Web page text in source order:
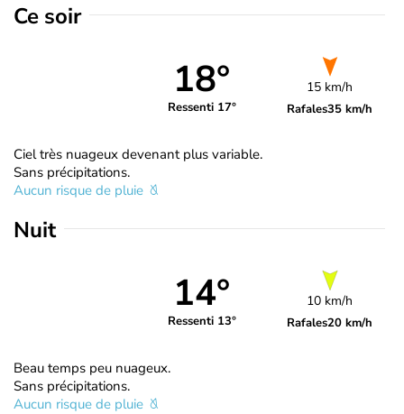
Ce soir
18°
Ressenti 17°
15 km/h
Rafales35 km/h
Ciel très nuageux devenant plus variable.
Sans précipitations.
Aucun risque de pluie
Nuit
14°
Ressenti 13°
10 km/h
Rafales20 km/h
Beau temps peu nuageux.
Sans précipitations.
Aucun risque de pluie